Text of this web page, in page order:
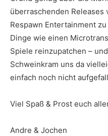
überraschenden Releases
Respawn Entertainment
Dinge wie einen
Spiele reinzupatchen –
Schweinkram uns da
einfach noch nicht
Viel Spaß & Prost euch
Andre & Jochen